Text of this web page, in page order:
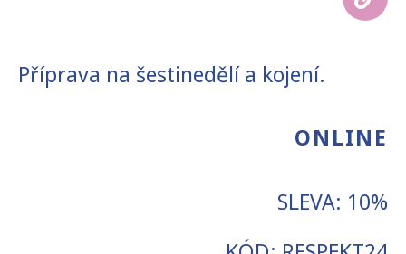
Příprava na šestinedělí a kojení.
ONLINE
SLEVA: 10%